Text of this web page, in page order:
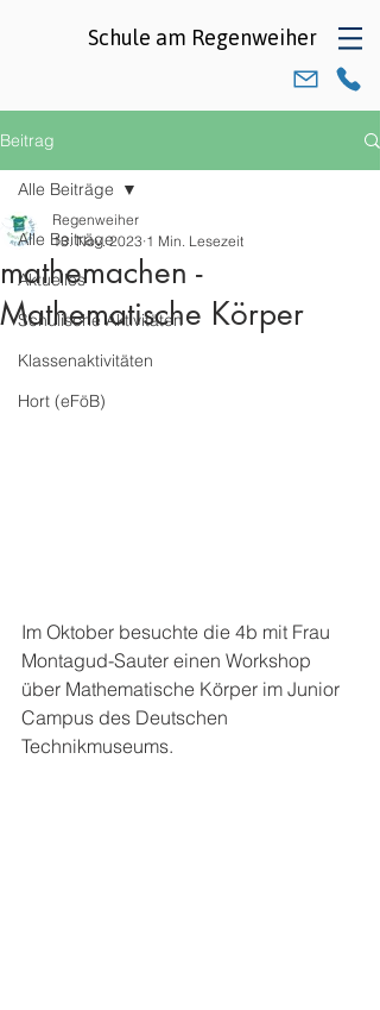
Schule am Regenweiher
Beitrag
Alle Beiträge
Aktuelles
Schulische Aktivitäten
Klassenaktivitäten
Hort (eFöB)
Alle Beiträge
mathemachen -
Mathematische Körper
Regenweiher
13. Nov. 2023 1 Min. Lesezeit
Im Oktober besuchte die 4b mit Frau
Montagud-Sauter einen Workshop
über Mathematische Körper im Junior
Campus des Deutschen
Technikmuseums.